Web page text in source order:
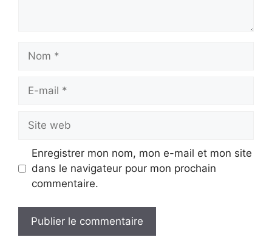
Nom
Site
web
Enregistrer mon nom, mon e-mail et mon site
dans le navigateur pour mon prochain
commentaire.